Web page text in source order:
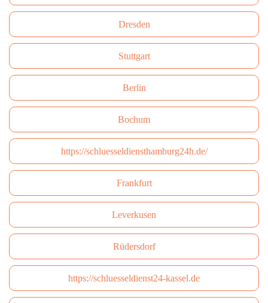
Dresden
Stuttgart
Berlin
Bochum
https://schluesseldiensthamburg24h.de/
Frankfurt
Leverkusen
Rüdersdorf
https://schluesseldienst24-kassel.de